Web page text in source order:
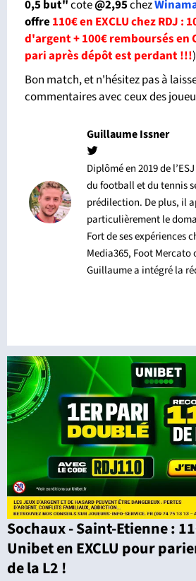
0,5 but"cote@2,95chez
offre110€ en EXCLU chez RDJ :
d'argent + 100€ remboursés en
pari après dépôt est perdant !!!)
Bon match, et n'hésitez pas à
commentaires avec ceux des
Guillaume Issner
Diplômé en 2019 de
du football et du tennis
prédilection. De plus, il
particulièrement le
Fort de ses expériences
Media365, Foot Mercato
Guillaume a intégré la
Sochaux - Saint-Etienne :
Unibet en EXCLU pour
de la L2 !